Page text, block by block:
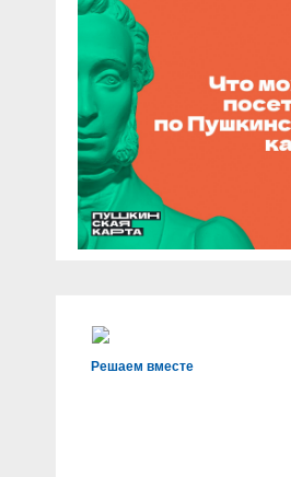
Решаем вместе